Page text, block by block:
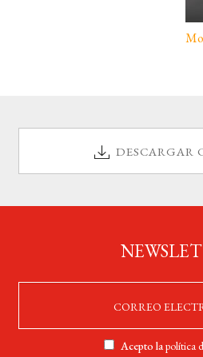
DESCARGAR
Acepto lapolítica